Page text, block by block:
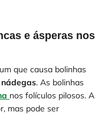
e ásperas nos
que causa bolinhas
. As bolinhas
nos folículos pilosos. A
mas pode ser